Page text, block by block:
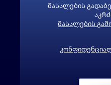
მასალების
მასალების